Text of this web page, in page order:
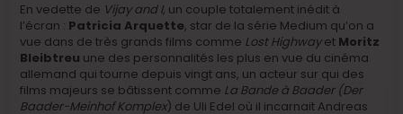
En vedette de Vijay and I, un couple totalement inédit à
l’écran : Patricia Arquette, star de la série Medium qu’on a
vue dans de très grands films comme Lost Highwayet Moritz
Bleibtreu une des personnalités les plus en vue du cinéma
allemand qui tourne depuis vingt ans, un acteur sur qui des
films majeurs se bâtissent comme La Bande à Baader (Der
Baader-Meinhof Komplex) de Uli Edel où il incarnait Andreas